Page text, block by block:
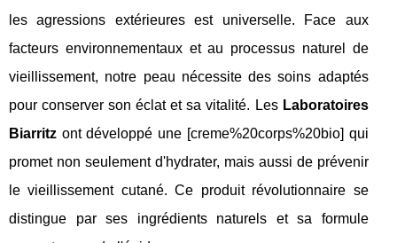
les agressions extérieures est universelle. Face aux
facteurs environnementaux et au processus naturel de
vieillissement, notre peau nécessite des soins adaptés
pour conserver son éclat et sa vitalité. Les Laboratoires
Biarritz ont développé une [creme%20corps%20bio] qui
promet non seulement d'hydrater, mais aussi de prévenir
le vieillissement cutané. Ce produit révolutionnaire se
distingue par ses ingrédients naturels et sa formule